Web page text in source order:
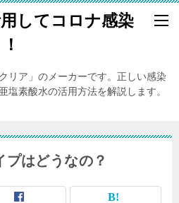
してコロナ感染
リア」のメーカーです。正しい感染
塩素酸水の活用方法を解説します。
プはどうなの？